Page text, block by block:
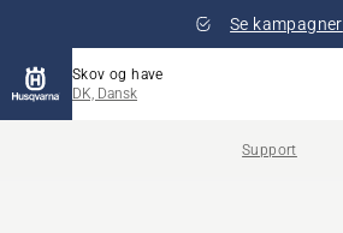
Se kampagner
Skov og have
DK, Dansk
Support